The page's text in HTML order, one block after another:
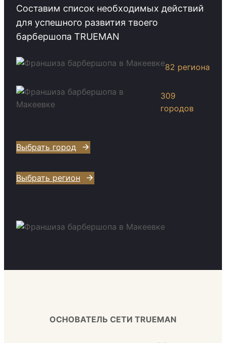
Cоставим список необходимых действий
для успешного развития твоего
барбершопа TRUEMAN
82 региона
309
городов
Выбрать город
Выбрать регион
ОСНОВАТЕЛЬ СЕТИ TRUEMAN